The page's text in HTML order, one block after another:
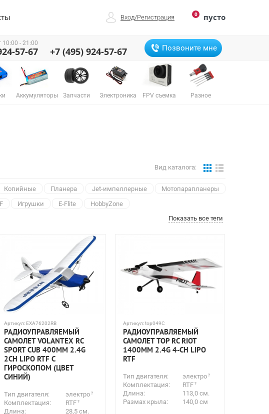
0 пусто
Вход/Регистрация
10:00 - 21:00
57-67 +7 (495) 924-57-67 Позвоните мне
Аккумуляторы Запчасти Электроника FPV съемка Разное
Вид каталога:
Копийные Планера Jet-импеллерные
Мотопарапланеры
Игрушки E-Flite
HobbyZone
Показать все теги
Артикул: EXA76202RB
РАДИОУПРАВЛЯЕМЫЙ
САМОЛЕТ VOLANTEX RC
SPORT CUB 400ММ 2.4G
2CH LIPO RTF С
ГИРОСКОПОМ (ЦВЕТ
СИНИЙ)
Тип двигателя:
электро
Комплектация:
RTF
Длина:
28,5 см.
Артикул:top049C
РАДИОУПРАВЛЯЕМЫЙ
САМОЛЕТ TOP RC RIOT
1400ММ 2.4G 4-CH LIPO
RTF
Тип двигателя:
электро
Комплектация:
RTF
Длина:
113,0 см.
Размах крыла:
140,0 см